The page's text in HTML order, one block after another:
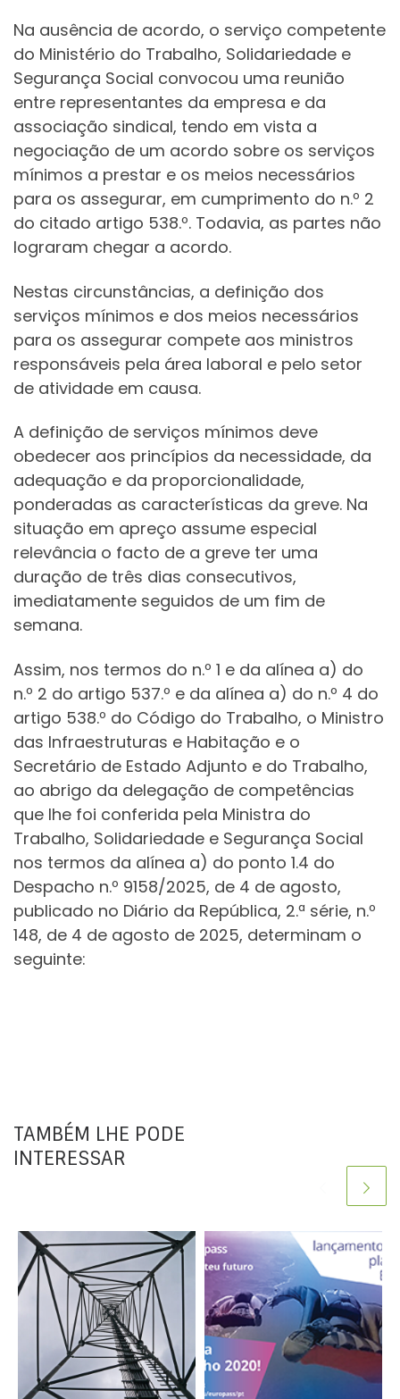
Na ausência de acordo, o serviço competente
do Ministério do Trabalho, Solidariedade e
Segurança Social convocou uma reunião
entre representantes da empresa e da
associação sindical, tendo em vista a
negociação de um acordo sobre os serviços
mínimos a prestar e os meios necessários
para os assegurar, em cumprimento do n.º 2
do citado artigo 538.º. Todavia, as partes não
lograram chegar a acordo.
Nestas circunstâncias, a definição dos
serviços mínimos e dos meios necessários
para os assegurar compete aos ministros
responsáveis pela área laboral e pelo setor
de atividade em causa.
A definição de serviços mínimos deve
obedecer aos princípios da necessidade, da
adequação e da proporcionalidade,
ponderadas as características da greve. Na
situação em apreço assume especial
relevância o facto de a greve ter uma
duração de três dias consecutivos,
imediatamente seguidos de um fim de
semana.
Assim, nos termos do n.º 1 e da alínea a) do
n.º 2 do artigo 537.º e da alínea a) do n.º 4 do
artigo 538.º do Código do Trabalho, o Ministro
das Infraestruturas e Habitação e o
Secretário de Estado Adjunto e do Trabalho,
ao abrigo da delegação de competências
que lhe foi conferida pela Ministra do
Trabalho, Solidariedade e Segurança Social
nos termos da alínea a) do ponto 1.4 do
Despacho n.º 9158/2025, de 4 de agosto,
publicado no Diário da República, 2.ª série, n.º
148, de 4 de agosto de 2025, determinam o
seguinte:
TAMBÉM LHE PODE
INTERESSAR